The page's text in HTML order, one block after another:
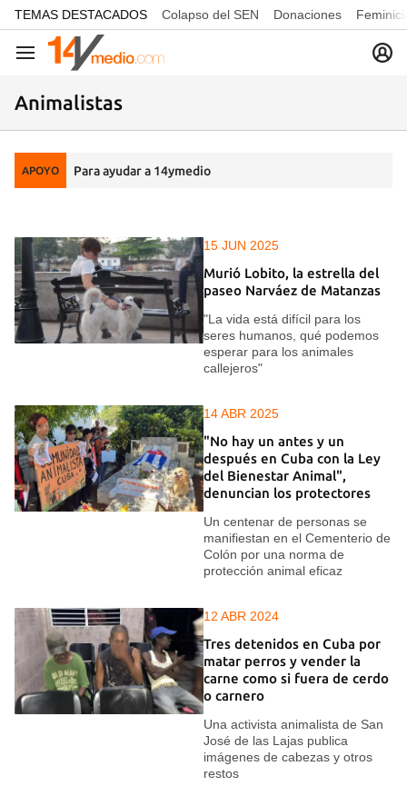
common.go-to-content
TEMAS DESTACADOS Colapso del SEN Donaciones
Navegación
Animalistas
APOYO Para ayudar a 14ymedio
15 JUN 2025
Murió Lobito, la estrella del
paseo Narváez de Matanzas
"La vida está difícil para los
seres humanos, qué podemos
esperar para los animales
callejeros"
14 ABR 2025
"No hay un antes y un
después en Cuba con la Ley
del Bienestar Animal",
denuncian los protectores
Un centenar de personas se
manifiestan en el Cementerio de
Colón por una norma de
protección animal eficaz
12 ABR 2024
Tres detenidos en Cuba por
matar perros y vender la
carne como si fuera de cerdo
o carnero
Una activista animalista de San
José de las Lajas publica
imágenes de cabezas y otros
restos